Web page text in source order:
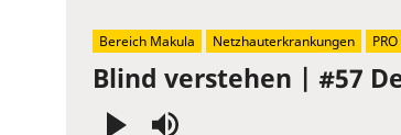
Blind verstehen | #57
Bereich Makula Netzhauterkrankungen